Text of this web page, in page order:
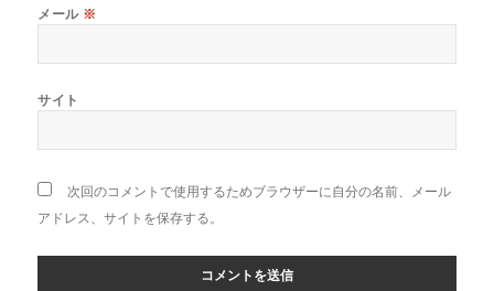
メール ※
サイト
次回のコメントで使用するためブラウザーに自分の名前、メール
アドレス、サイトを保存する。